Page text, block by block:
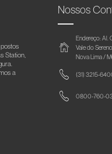
Station,
a
Nossos
Endereço: Al.
Vale do Sereno
Nova Lima /
(31) 3215-
0800-760-